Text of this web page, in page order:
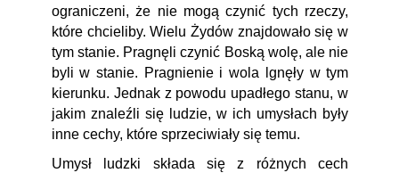
ograniczeni, że nie mogą czynić tych rzeczy,
które chcieliby. Wielu Żydów znajdowało się w
tym stanie. Pragnęli czynić Boską wolę, ale nie
byli w stanie. Pragnienie i wola lgnęły w tym
kierunku. Jednak z powodu upadłego stanu, w
jakim znaleźli się ludzie, w ich umysłach były
inne cechy, które sprzeciwiały się temu.
Umysł ludzki składa się z różnych cech